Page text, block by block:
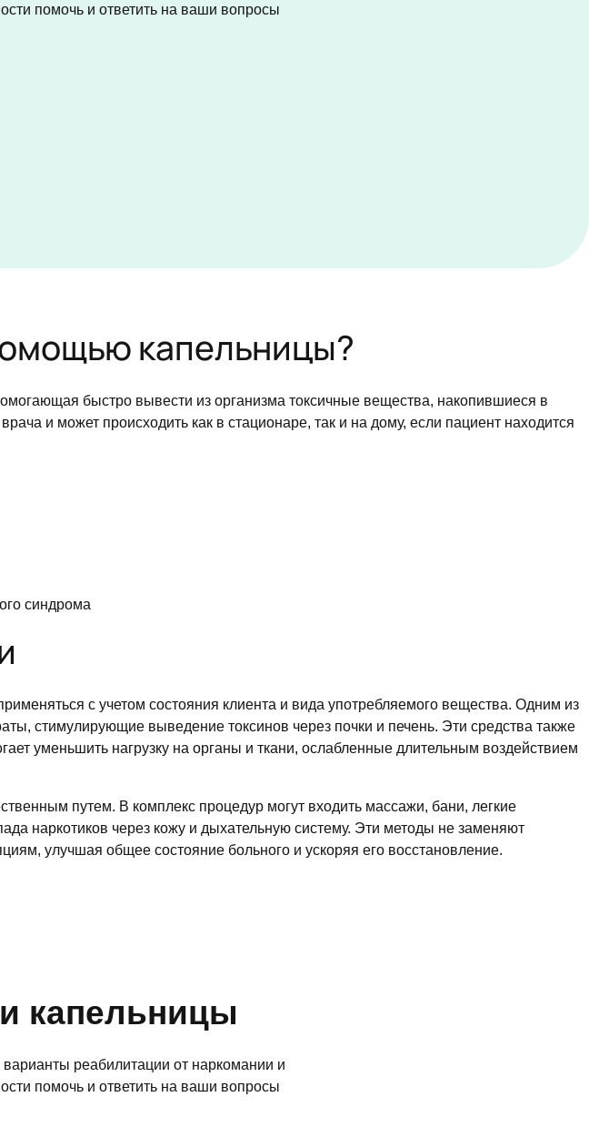
помочь и ответить на ваши вопросы
капельницы?
быстро вывести из организма токсичные вещества, накопившиеся в
и может происходить как в стационаре, так и на дому, если пациент находится
синдрома
с учетом состояния клиента и вида употребляемого вещества. Одним из
стимулирующие выведение токсинов через почки и печень. Эти средства также
уменьшить нагрузку на органы и ткани, ослабленные длительным воздействием
путем. В комплекс процедур могут входить массажи, бани, легкие
наркотиков через кожу и дыхательную систему. Эти методы не заменяют
улучшая общее состояние больного и ускоряя его восстановление.
капельницы
реабилитации от наркомании и
помочь и ответить на ваши вопросы